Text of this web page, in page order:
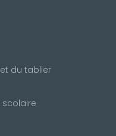
du tablier
scolaire